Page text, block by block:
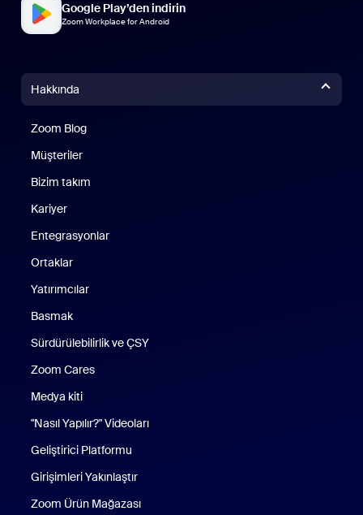
Google Play’den indirin
Zoom Workplace for Android
Hakkında
Zoom Blog
Müşteriler
Bizim takım
Kariyer
Entegrasyonlar
Ortaklar
Yatırımcılar
Basmak
Sürdürülebilirlik ve ÇSY
Zoom Cares
Medya kiti
"Nasıl Yapılır?" Videoları
Geliştirici Platformu
Girişimleri Yakınlaştır
Zoom Ürün Mağazası